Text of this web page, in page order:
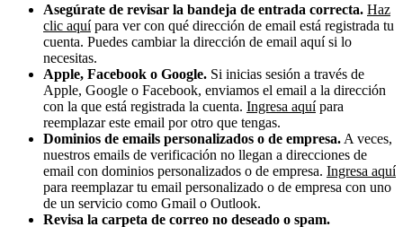
Asegúrate de revisar la bandeja de entrada correcta. Haz
clic aquípara ver con qué dirección de email está registrada tu
cuenta. Puedes cambiar la dirección de email aquí si lo
necesitas.
Apple, Facebook o Google. Si inicias sesión a través de
Apple, Google o Facebook, enviamos el email a la dirección
con la que está registrada la cuenta. Ingresa aquípara
reemplazar este email por otro que tengas.
Dominios de emails personalizados o de empresa. A veces,
nuestros emails de verificación no llegan a direcciones de
email con dominios personalizados o de empresa. Ingresa aquí
para reemplazar tu email personalizado o de empresa con uno
de un servicio como Gmail o Outlook.
Revisa la carpeta de correo no deseado o spam.